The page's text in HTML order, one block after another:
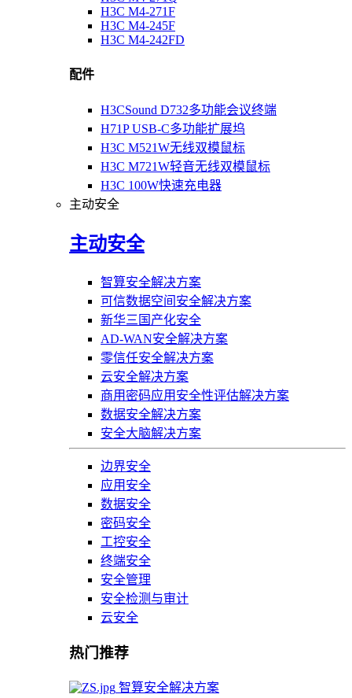
H3C M4-271F
H3C M4-245F
H3C M4-242FD
配件
H3CSound D732多功能会议终端
H71P USB-C多功能扩展坞
H3C M521W无线双模鼠标
H3C M721W轻音无线双模鼠标
H3C 100W快速充电器
主动安全
主动安全
智算安全解决方案
可信数据空间安全解决方案
新华三国产化安全
AD-WAN安全解决方案
零信任安全解决方案
云安全解决方案
商用密码应用安全性评估解决方案
数据安全解决方案
安全大脑解决方案
边界安全
应用安全
数据安全
密码安全
工控安全
终端安全
安全管理
安全检测与审计
云安全
热门推荐
智算安全解决方案